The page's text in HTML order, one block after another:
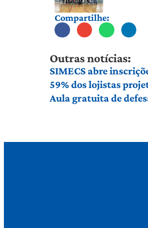
Compartilhe:
Outras notícias:
SIMECS abre
59% dos lojistas
Aula gratuita de